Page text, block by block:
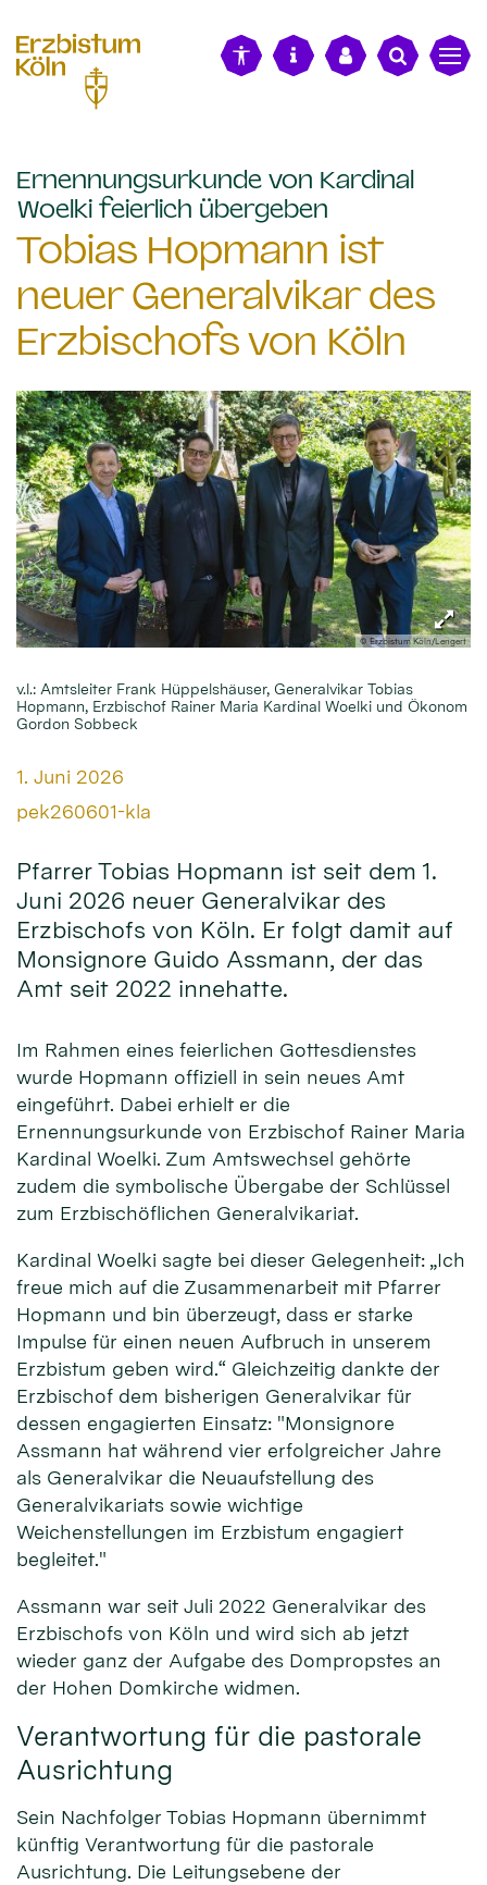
Ernennungsurkunde von Kardinal
Woelki feierlich übergeben
Tobias Hopmann ist
neuer Generalvikar des
Erzbischofs von Köln
© Erzbistum Köln/Lengert
v.l.: Amtsleiter Frank Hüppelshäuser, Generalvikar Tobias
Hopmann, Erzbischof Rainer Maria Kardinal Woelki und Ökonom
Gordon Sobbeck
Datum:
1. Juni 2026
Von:
pek260601-kla
Pfarrer Tobias Hopmann ist seit dem 1.
Juni 2026 neuer Generalvikar des
Erzbischofs von Köln. Er folgt damit auf
Monsignore Guido Assmann, der das
Amt seit 2022 innehatte.
Im Rahmen eines feierlichen Gottesdienstes
wurde Hopmann offiziell in sein neues Amt
eingeführt. Dabei erhielt er die
Ernennungsurkunde von Erzbischof Rainer Maria
Kardinal Woelki. Zum Amtswechsel gehörte
zudem die symbolische Übergabe der Schlüssel
zum Erzbischöflichen Generalvikariat.
Kardinal Woelki sagte bei dieser Gelegenheit: „Ich
freue mich auf die Zusammenarbeit mit Pfarrer
Hopmann und bin überzeugt, dass er starke
Impulse für einen neuen Aufbruch in unserem
Erzbistum geben wird.“ Gleichzeitig dankte der
Erzbischof dem bisherigen Generalvikar für
dessen engagierten Einsatz: "Monsignore
Assmann hat während vier erfolgreicher Jahre
als Generalvikar die Neuaufstellung des
Generalvikariats sowie wichtige
Weichenstellungen im Erzbistum engagiert
begleitet."
Assmann war seit Juli 2022 Generalvikar des
Erzbischofs von Köln und wird sich ab jetzt
wieder ganz der Aufgabe des Dompropstes an
der Hohen Domkirche widmen.
Verantwortung für die pastorale
Ausrichtung
Sein Nachfolger Tobias Hopmann übernimmt
künftig Verantwortung für die pastorale
Ausrichtung. Die Leitungsebene der